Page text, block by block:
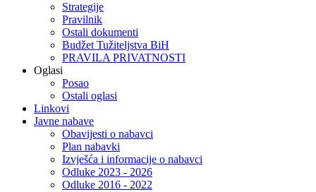
Strategije
Pravilnik
Ostali dokumenti
Budžet Tužiteljstva BiH
PRAVILA PRIVATNOSTI
Oglasi
Posao
Ostali oglasi
Linkovi
Javne nabave
Obavijesti o nabavci
Plan nabavki
Izvješća i informacije o nabavci
Odluke 2023 - 2026
Odluke 2016 - 2022